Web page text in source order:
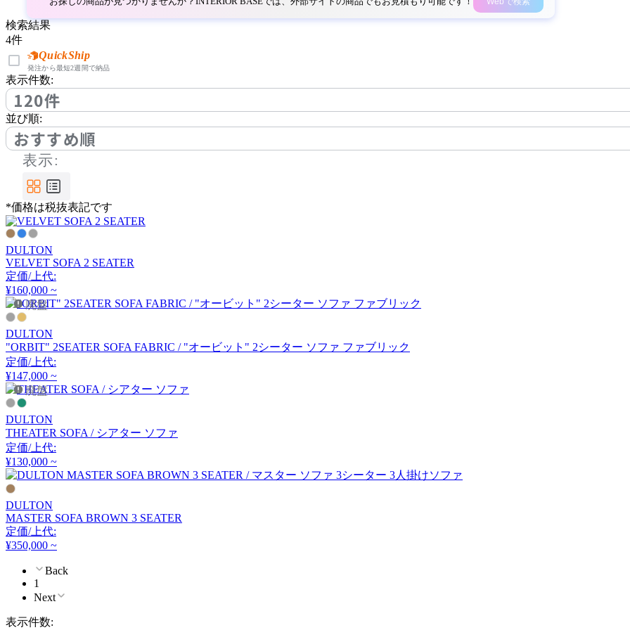
バイインテリアズ
CARBON STOCK FURNI
TURE
カーボンストックファニ
チャー
Coccole
コッコレ
COMPLEX UNIVERSAL
FURNITURE SUPPLY
コンプレックスユニバー
サルファニチャーサプラ
イ
CondeHouse
cosine
CRUSH CRASH PROJECT
クラッシュクラッシュプ
ロジェクト
DULTON
ダルトン
EDDA
検索結果
4件
QuickShip
発注から最短2週間で納品
表示件数:
120件
並び順:
おすすめ順
表示:
*価格は税抜表記です
DULTON
VELVET SOFA 2 SEATER
定価/上代:
¥160,000 ~
廃盤
DULTON
"ORBIT" 2SEATER SOFA FABRIC / "オービット" 2シーター ソファ ファブリック
定価/上代:
¥147,000 ~
廃盤
DULTON
THEATER SOFA / シアター ソファ
定価/上代:
¥130,000 ~
DULTON
MASTER SOFA BROWN 3 SEATER
定価/上代:
¥350,000 ~
Back
1
Next
表示件数: